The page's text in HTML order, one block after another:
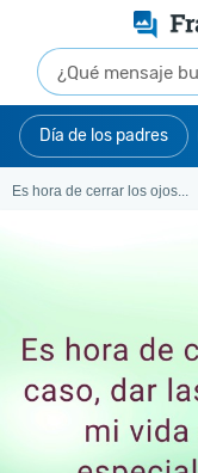
Día de los padres
Es hora de cerrar los ojos...